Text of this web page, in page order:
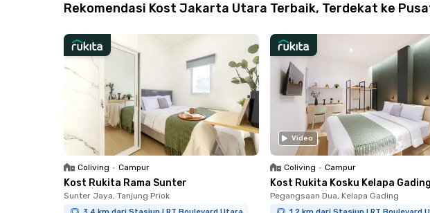
Rekomendasi Kost Jakarta Utara Terbaik, Terdekat ke
Coliving • Campur
Kost Rukita Rama Sunter
Sunter Jaya, Tanjung Priok
Video
Coliving • Campur
Kost Rukita Kosku Kelapa Gading
Pegangsaan Dua, Kelapa Gading